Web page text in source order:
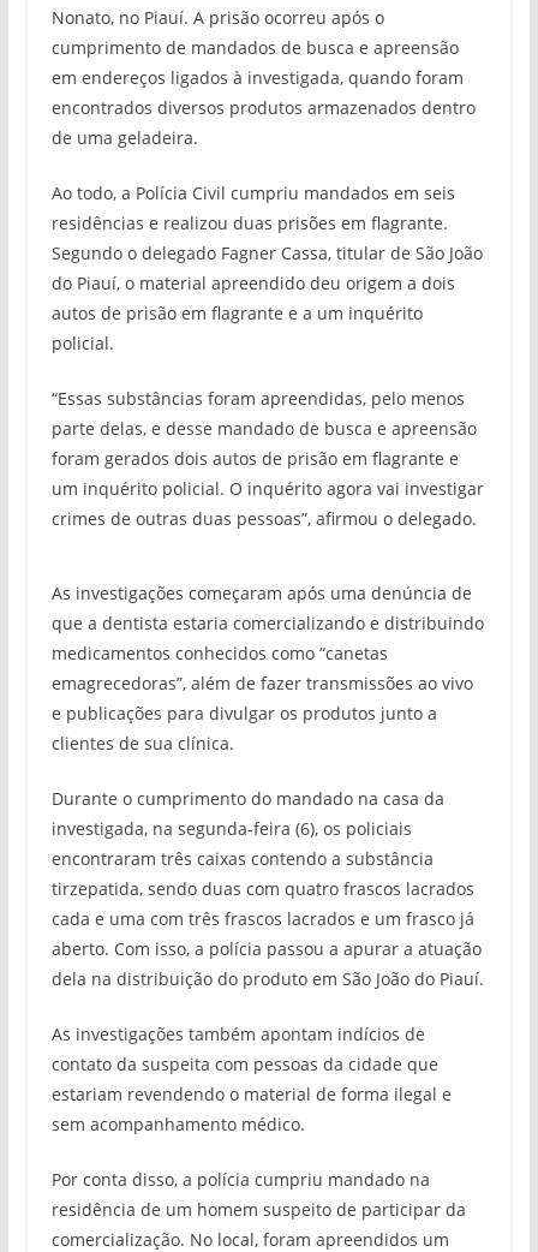
Nonato, no Piauí. A prisão ocorreu após o
cumprimento de mandados de busca e apreensão
em endereços ligados à investigada, quando foram
encontrados diversos produtos armazenados dentro
de uma geladeira.
Ao todo, a Polícia Civil cumpriu mandados em seis
residências e realizou duas prisões em flagrante.
Segundo o delegado Fagner Cassa, titular de São João
do Piauí, o material apreendido deu origem a dois
autos de prisão em flagrante e a um inquérito
policial.
“Essas substâncias foram apreendidas, pelo menos
parte delas, e desse mandado de busca e apreensão
foram gerados dois autos de prisão em flagrante e
um inquérito policial. O inquérito agora vai investigar
crimes de outras duas pessoas”, afirmou o delegado.
As investigações começaram após uma denúncia de
que a dentista estaria comercializando e distribuindo
medicamentos conhecidos como “canetas
emagrecedoras”, além de fazer transmissões ao vivo
e publicações para divulgar os produtos junto a
clientes de sua clínica.
Durante o cumprimento do mandado na casa da
investigada, na segunda-feira (6), os policiais
encontraram três caixas contendo a substância
tirzepatida, sendo duas com quatro frascos lacrados
cada e uma com três frascos lacrados e um frasco já
aberto. Com isso, a polícia passou a apurar a atuação
dela na distribuição do produto em São João do Piauí.
As investigações também apontam indícios de
contato da suspeita com pessoas da cidade que
estariam revendendo o material de forma ilegal e
sem acompanhamento médico.
Por conta disso, a polícia cumpriu mandado na
residência de um homem suspeito de participar da
comercialização. No local, foram apreendidos um